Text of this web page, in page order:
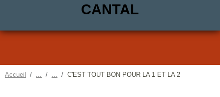
CANTAL
Accueil C'EST TOUT BON POUR LA 1 ET LA 2